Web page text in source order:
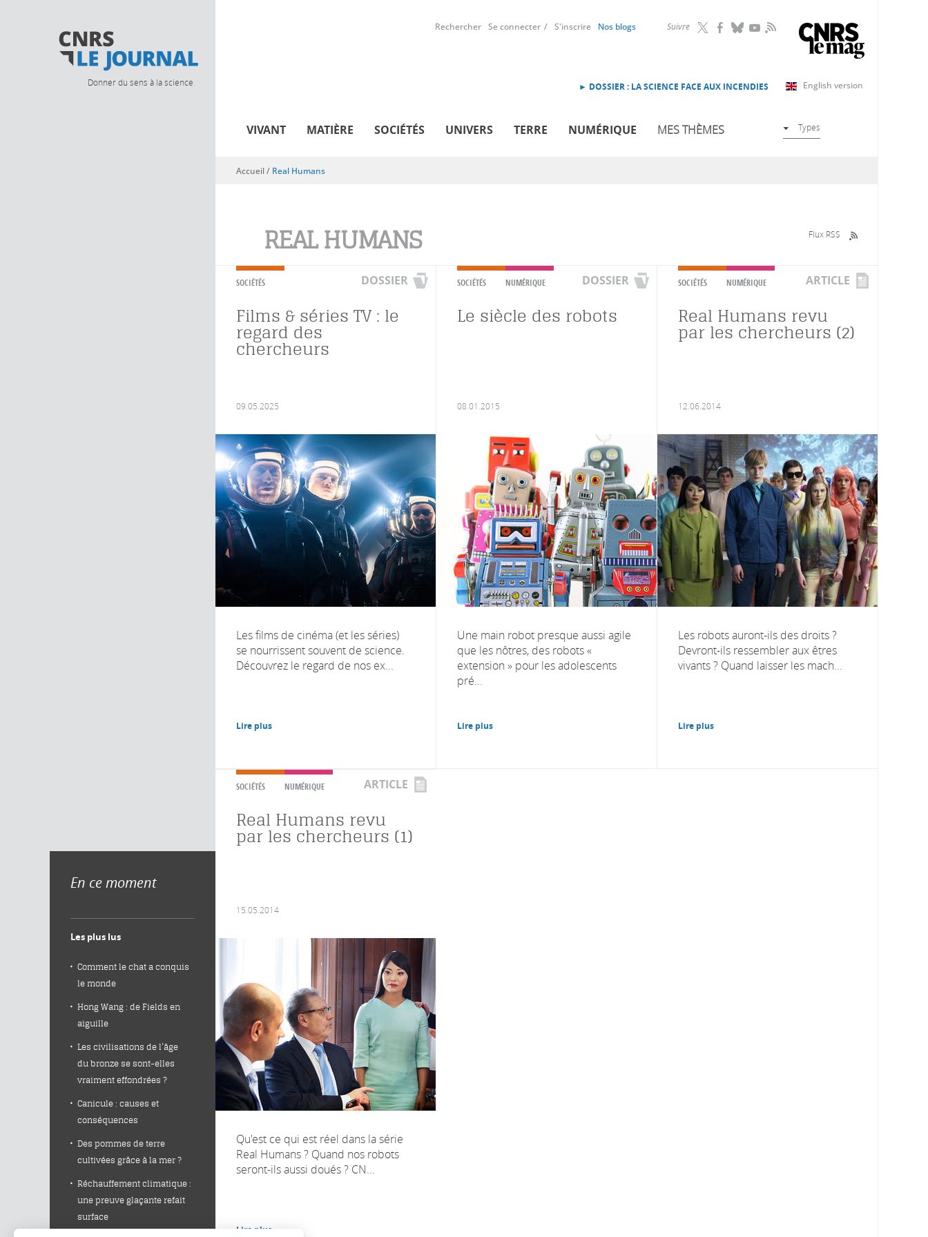
Donner du sens à la science
Suivre RSS
Rechercher Se connecter S'inscrire Nos blogs
English version
► DOSSIER : LA SCIENCE FACE AUX INCENDIES
VIVANT MATIÈRE SOCIÉTÉS UNIVERS TERRE NUMÉRIQUE MES THÈMES Types
Vous êtes ici
Accueil/ Real Humans
REAL HUMANS Flux RSS
SOCIÉTÉS DOSSIER
Films & séries TV : le
regard des
chercheurs
09.05.2025
Les films de cinéma (et les séries)
se nourrissent souvent de science.
Découvrez le regard de nos ex...
Lire plus
SOCIÉTÉS NUMÉRIQUE DOSSIER
Le siècle des robots
08.01.2015
Une main robot presque aussi agile
que les nôtres, des robots «
extension » pour les adolescents
pré...
Lire plus
SOCIÉTÉS NUMÉRIQUE ARTICLE
Real Humans revu
par les chercheurs (2)
12.06.2014
Les robots auront-ils des droits ?
Devront-ils ressembler aux êtres
vivants ? Quand laisser les mach...
Lire plus
SOCIÉTÉS NUMÉRIQUE ARTICLE
Real Humans revu
par les chercheurs (1)
15.05.2014
Qu'est ce qui est réel dans la série
Real Humans ? Quand nos robots
seront-ils aussi doués ? CN...
Lire plus
En ce moment
Les plus lus
Comment le chat a conquis
le monde
Hong Wang : de Fields en
aiguille
Les civilisations de l’âge
du bronze se sont-elles
vraiment effondrées ?
Canicule : causes et
conséquences
Des pommes de terre
cultivées grâce à la mer ?
Réchauffement climatique :
une preuve glaçante refait
surface